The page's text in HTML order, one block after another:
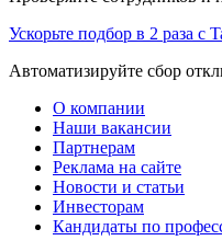
Ускорьте подбор в 2 раза с
Автоматизируйте сбор
О компании
Наши вакансии
Партнерам
Реклама на сайте
Новости и статьи
Инвесторам
Кандидаты по